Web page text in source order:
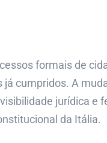
formais de
cumpridos. A
jurídica e
da Itália.